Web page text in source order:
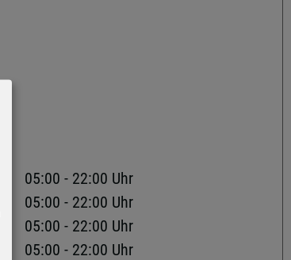
05:00 - 22:00 Uhr
05:00 - 22:00 Uhr
05:00 - 22:00 Uhr
05:00 - 22:00 Uhr